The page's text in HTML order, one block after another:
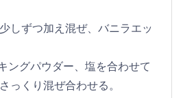
しずつ加え混ぜ、バニラエッ
ングパウダー、塩を合わせて
っくり混ぜ合わせる。